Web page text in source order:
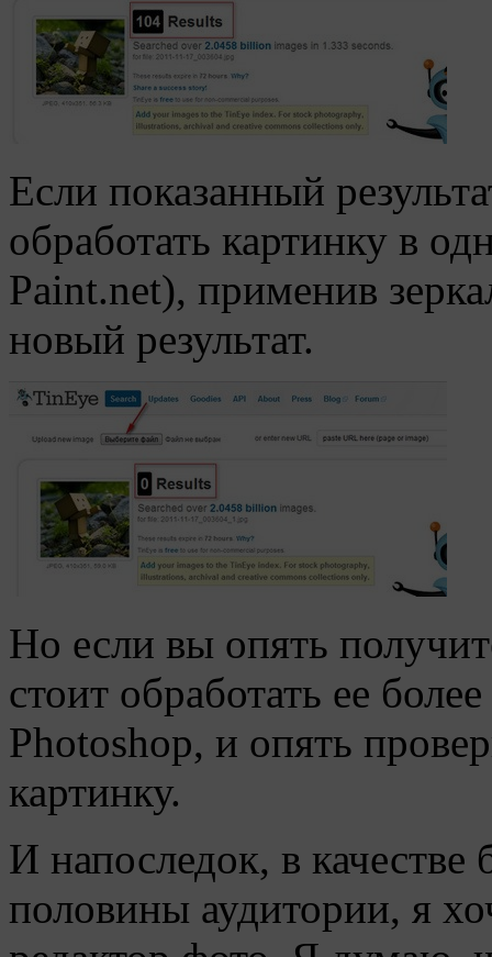
Если показанный
обработать картинку в
Paint.net), применив
новый результат.
Но если вы опять
стоит обработать ее
Photoshop, и опять
картинку.
И напоследок, в качестве
половины аудитории, я